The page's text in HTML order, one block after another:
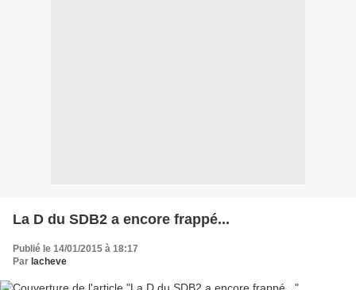
La D du SDB2 a encore frappé...
Publié le 14/01/2015 à 18:17
Par lacheve